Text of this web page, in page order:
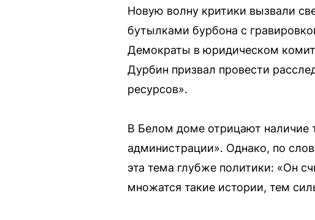
Новую волну критики вызвали
бутылками бурбона с
Демократы в юридическом
Дурбин призвал провести
ресурсов».
В Белом доме отрицают наличие
администрации». Однако, по
эта тема глубже политики: «Он
множатся такие истории, тем